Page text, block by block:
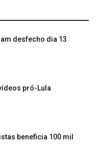
desfecho dia 13
pró-Lula
beneficia 100 mil